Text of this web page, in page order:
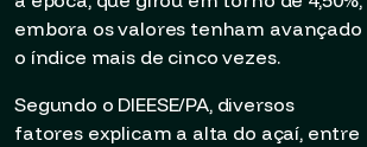
embora os valores tenham avançado
o índice mais de cinco vezes.
Segundo o DIEESE/PA, diversos
fatores explicam a alta do açaí, entre